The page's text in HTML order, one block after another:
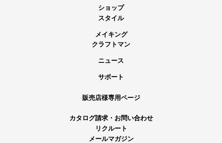
ショップ
スタイル
メイキング
クラフトマン
ニュース
サポート
販売店様専用ページ
カタログ請求・お問い合わせ
リクルート
メールマガジン